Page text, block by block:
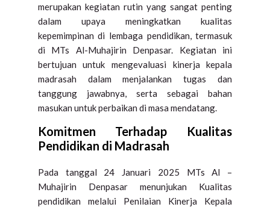
merupakan kegiatan rutin yang sangat penting
dalam upaya meningkatkan kualitas
kepemimpinan di lembaga pendidikan, termasuk
di MTs Al-Muhajirin Denpasar. Kegiatan ini
bertujuan untuk mengevaluasi kinerja kepala
madrasah dalam menjalankan tugas dan
tanggung jawabnya, serta sebagai bahan
masukan untuk perbaikan di masa mendatang.
Komitmen Terhadap Kualitas
Pendidikan di Madrasah
Pada tanggal 24 Januari 2025 MTs Al –
Muhajirin Denpasar menunjukan Kualitas
pendidikan melalui Penilaian Kinerja Kepala